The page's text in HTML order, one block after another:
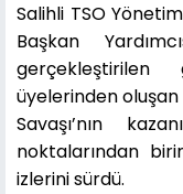
Salihli TSO
Başkan
üyelerinden oluşan
Savaşı’nın
noktalarından
izlerini sürdü.